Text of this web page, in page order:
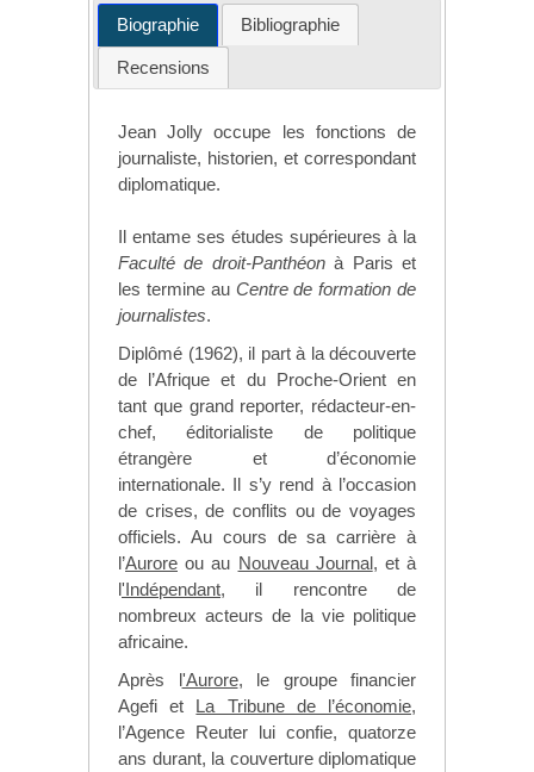
Biographie Bibliographie
Recensions
Jean Jolly occupe les fonctions de
journaliste, historien, et correspondant
diplomatique.
Il entame ses études supérieures à la
Faculté de droit-Panthéonà Paris et
les termine au Centre de formation de
journalistes.
Diplômé (1962), il part à la découverte
de l’Afrique et du Proche-Orient en
tant que grand reporter, rédacteur-en-
chef, éditorialiste de politique
étrangère et d’économie
internationale. Il s’y rend à l’occasion
de crises, de conflits ou de voyages
officiels. Au cours de sa carrière à
l’Aurore ou au Nouveau Journal, et à
l'Indépendant, il rencontre de
nombreux acteurs de la vie politique
africaine.
Après l'Aurore, le groupe financier
Agefi et La Tribune de l’économie,
l’Agence Reuter lui confie, quatorze
ans durant, la couverture diplomatique